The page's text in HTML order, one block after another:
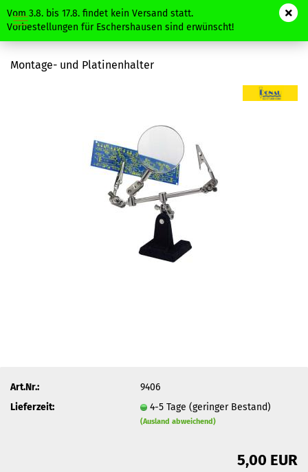
Vom 3.8. bis 17.8. findet kein Versand statt.
Vorbestellungen für Eschershausen sind erwünscht!
Montage- und Platinenhalter
Art.Nr.:
9406
Lieferzeit:
4-5 Tage (geringer Bestand)
(Ausland abweichend)
5,00 EUR